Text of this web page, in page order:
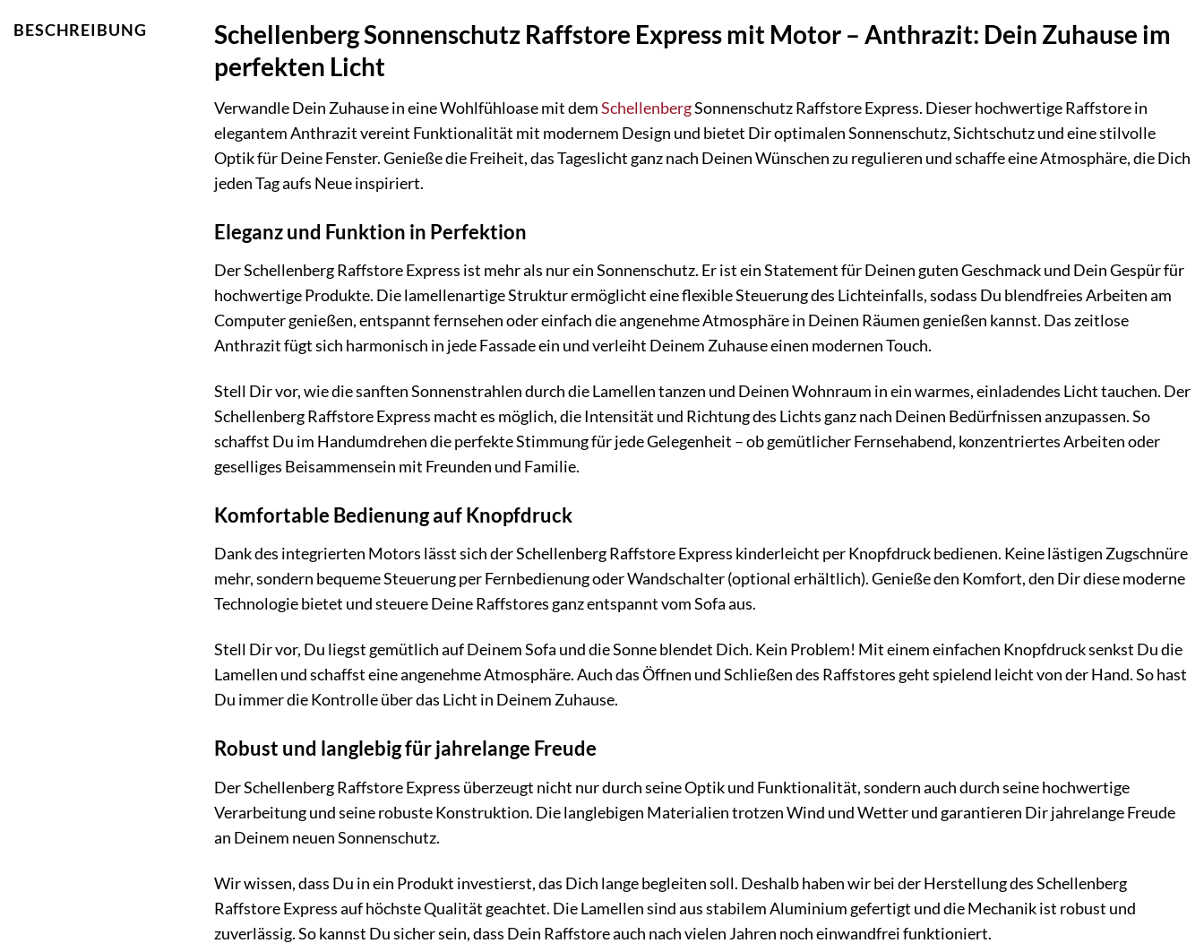
BESCHREIBUNG
Schellenberg Sonnenschutz Raffstore Express mit Motor – Anthrazit: Dein Zuhause im
perfekten Licht
Verwandle Dein Zuhause in eine Wohlfühloase mit demSchellenbergSonnenschutz Raffstore Express. Dieser hochwertige Raffstore in
elegantem Anthrazit vereint Funktionalität mit modernem Design und bietet Dir optimalen Sonnenschutz, Sichtschutz und eine stilvolle
Optik für Deine Fenster. Genieße die Freiheit, das Tageslicht ganz nach Deinen Wünschen zu regulieren und schaffe eine Atmosphäre, die Dich
jeden Tag aufs Neue inspiriert.
Eleganz und Funktion in Perfektion
Der Schellenberg Raffstore Express ist mehr als nur ein Sonnenschutz. Er ist ein Statement für Deinen guten Geschmack und Dein Gespür für
hochwertige Produkte. Die lamellenartige Struktur ermöglicht eine flexible Steuerung des Lichteinfalls, sodass Du blendfreies Arbeiten am
Computer genießen, entspannt fernsehen oder einfach die angenehme Atmosphäre in Deinen Räumen genießen kannst. Das zeitlose
Anthrazit fügt sich harmonisch in jede Fassade ein und verleiht Deinem Zuhause einen modernen Touch.
Stell Dir vor, wie die sanften Sonnenstrahlen durch die Lamellen tanzen und Deinen Wohnraum in ein warmes, einladendes Licht tauchen. Der
Schellenberg Raffstore Express macht es möglich, die Intensität und Richtung des Lichts ganz nach Deinen Bedürfnissen anzupassen. So
schaffst Du im Handumdrehen die perfekte Stimmung für jede Gelegenheit – ob gemütlicher Fernsehabend, konzentriertes Arbeiten oder
geselliges Beisammensein mit Freunden und Familie.
Komfortable Bedienung auf Knopfdruck
Dank des integrierten Motors lässt sich der Schellenberg Raffstore Express kinderleicht per Knopfdruck bedienen. Keine lästigen Zugschnüre
mehr, sondern bequeme Steuerung per Fernbedienung oder Wandschalter (optional erhältlich). Genieße den Komfort, den Dir diese moderne
Technologie bietet und steuere Deine Raffstores ganz entspannt vom Sofa aus.
Stell Dir vor, Du liegst gemütlich auf Deinem Sofa und die Sonne blendet Dich. Kein Problem! Mit einem einfachen Knopfdruck senkst Du die
Lamellen und schaffst eine angenehme Atmosphäre. Auch das Öffnen und Schließen des Raffstores geht spielend leicht von der Hand. So hast
Du immer die Kontrolle über das Licht in Deinem Zuhause.
Robust und langlebig für jahrelange Freude
Der Schellenberg Raffstore Express überzeugt nicht nur durch seine Optik und Funktionalität, sondern auch durch seine hochwertige
Verarbeitung und seine robuste Konstruktion. Die langlebigen Materialien trotzen Wind und Wetter und garantieren Dir jahrelange Freude
an Deinem neuen Sonnenschutz.
Wir wissen, dass Du in ein Produkt investierst, das Dich lange begleiten soll. Deshalb haben wir bei der Herstellung des Schellenberg
Raffstore Express auf höchste Qualität geachtet. Die Lamellen sind aus stabilem Aluminium gefertigt und die Mechanik ist robust und
zuverlässig. So kannst Du sicher sein, dass Dein Raffstore auch nach vielen Jahren noch einwandfrei funktioniert.